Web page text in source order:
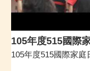
105年度515國際
105年度515國際家